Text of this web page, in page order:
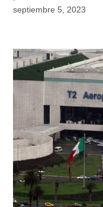
septiembre 5, 2023